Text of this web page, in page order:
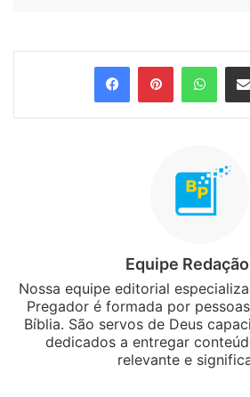
FacebookPinterest
Equipe
Nossa equipe editorial
Pregador é formada por
Bíblia. São servos de Deus
dedicados a entregar
relevante e